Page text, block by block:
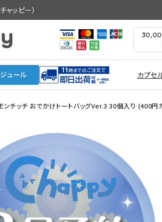
ッピー）
ュール カプセ
録
ンチッチ おでかけトートバッグVer.3 30個入り (400円